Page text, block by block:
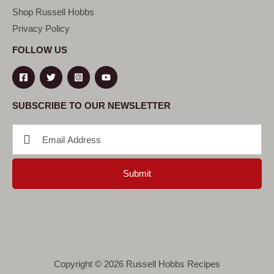
Shop Russell Hobbs
Privacy Policy
FOLLOW US
SUBSCRIBE TO OUR NEWSLETTER
Submit
Copyright © 2026 Russell Hobbs Recipes